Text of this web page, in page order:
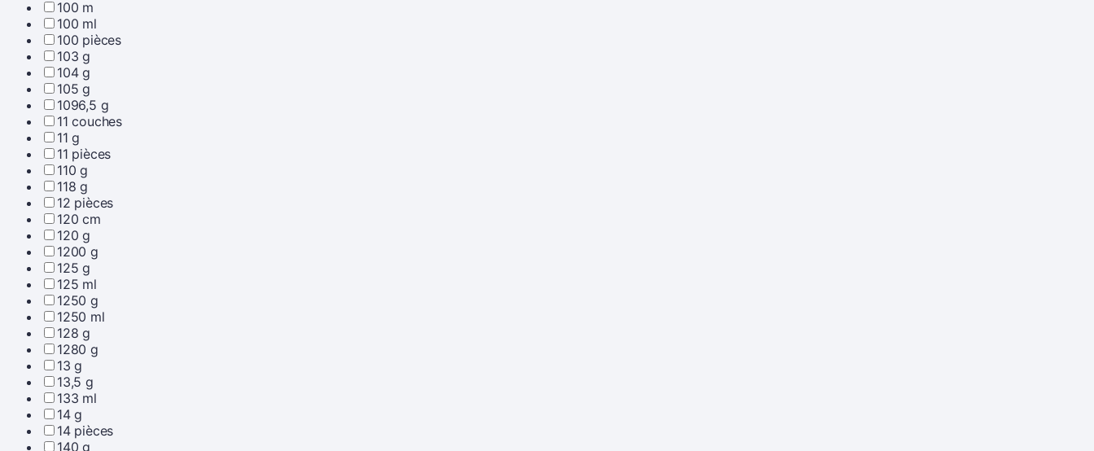
100 m
100 ml
100 pièces
103 g
104 g
105 g
1096,5 g
11 couches
11 g
11 pièces
110 g
118 g
12 pièces
120 cm
120 g
1200 g
125 g
125 ml
1250 g
1250 ml
128 g
1280 g
13 g
13,5 g
133 ml
14 g
14 pièces
140 g